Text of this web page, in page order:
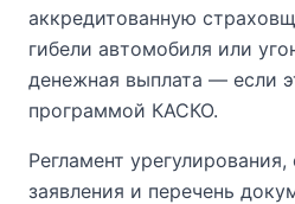
аккредитованную
гибели автомобиля или
денежная выплата — если
программой КАСКО.
Регламент
заявления и перечень